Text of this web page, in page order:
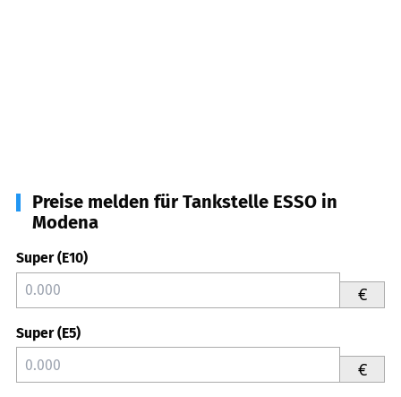
Preise melden für Tankstelle ESSO in
Modena
Super (E10)
€
Super (E5)
€